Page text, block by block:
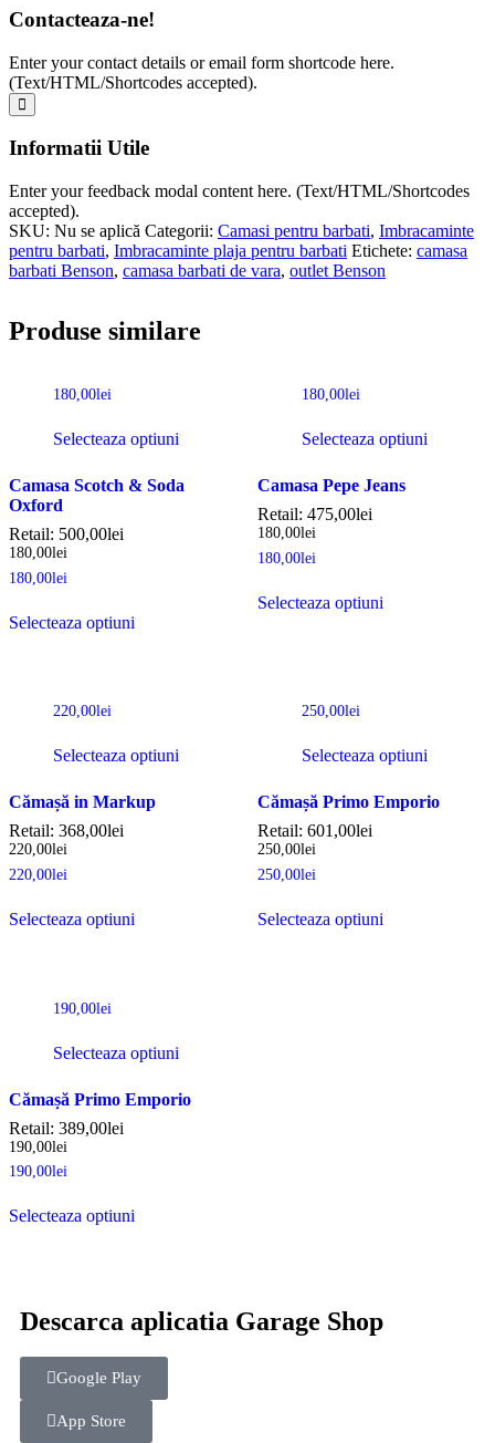
Contacteaza-ne!
Enter your contact details or email form shortcode here.
(Text/HTML/Shortcodes accepted).
Informatii Utile
Enter your feedback modal content here. (Text/HTML/Shortcodes
accepted).
SKU: Nu se aplică Categorii: Camasi pentru barbati, Imbracaminte
pentru barbati, Imbracaminte plaja pentru barbati Etichete: camasa
barbati Benson, camasa barbati de vara, outlet Benson
Produse similare
180,00lei
Selecteaza optiuni
Camasa Scotch & Soda
Oxford
Retail: 500,00lei
180,00lei
180,00lei
Selecteaza optiuni
180,00lei
Selecteaza optiuni
Camasa Pepe Jeans
Retail: 475,00lei
180,00lei
180,00lei
Selecteaza optiuni
220,00lei
Selecteaza optiuni
Cămașă in Markup
Retail: 368,00lei
220,00lei
220,00lei
Selecteaza optiuni
250,00lei
Selecteaza optiuni
Cămașă Primo Emporio
Retail: 601,00lei
250,00lei
250,00lei
Selecteaza optiuni
190,00lei
Selecteaza optiuni
Cămașă Primo Emporio
Retail: 389,00lei
190,00lei
190,00lei
Selecteaza optiuni
Descarca aplicatia Garage Shop
Google Play
App Store